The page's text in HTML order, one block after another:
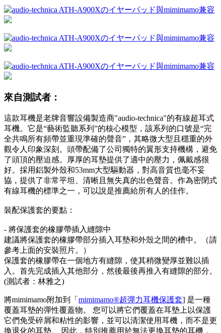
來自測試者：
這款耳機是老牌音響設備製造商"audio-technica"的有線超耳式
耳機。它是“藝術監聽系列”的核心模型，該系列的口號是“完
全共鳴所有頻帶並重現準確的聲音”，其略微大型且穩重的外
觀令人印象深刻。頭帶配備了公司獨特的翼形支持機構，避免
了頭頂的壓迫感。厚厚的耳墊提供了適中的壓力，佩戴感很
好。採用鋁製外殼和53mm大型驅動器，對高音質也毫不妥
協，提供了非常平坦、清晰且無失真的出色聲音。作為密閉式
有線耳機的標準之一，可以說是推薦給所有人的佳作。
裝配保護套的要點：
- 將保護套的橡膠帶插入縫隙中
建議將保護套的橡膠帶部分插入耳墊和外殼之間的槽中。（請
參考上面的安裝照片。）
保護套的橡膠帶在一個地方有縫隙，使其稍微變厚並難以插
入。首先完成插入其他部分，然後最後再推入有縫隙的部分。
(測試者：林雅之)
將mimimamo附加到「 mimimamo®超彈力耳機保護套] 是一種
覆蓋耳墊的彈性覆蓋物。 您可以將它們覆蓋在耳墊上以保護
它們免受碎屑和粘性的影響，並可以清潔使用耳機，而不是更
換退化的耳墊。 因此，特別推薦用於無法更換耳墊的耳機，